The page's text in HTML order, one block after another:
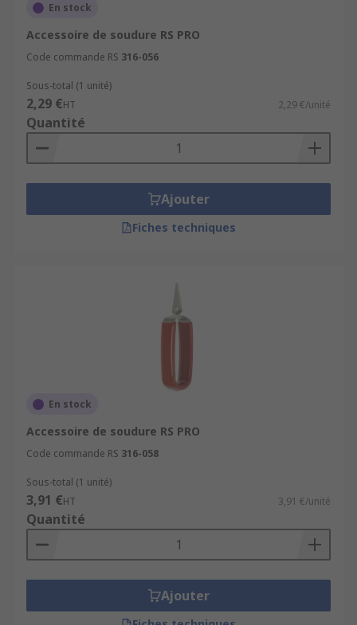
En stock
Accessoire de soudure RS PRO
Code commande RS 316-056
Sous-total (1 unité)
2,29 €HT 2,29 €/unité
Quantité
Ajouter
Fiches techniques
En stock
Accessoire de soudure RS PRO
Code commande RS 316-058
Sous-total (1 unité)
3,91 €HT 3,91 €/unité
Quantité
Ajouter